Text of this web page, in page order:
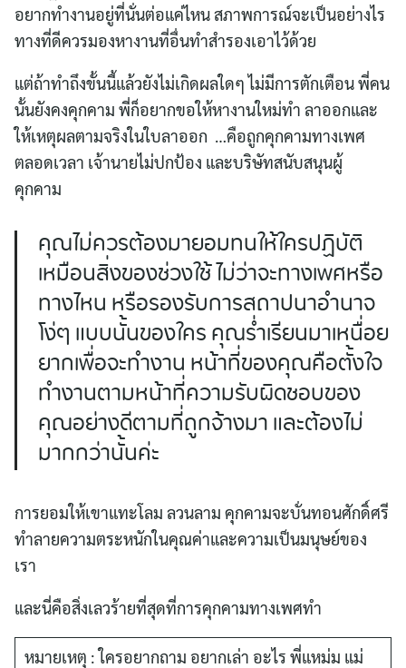
อยากทำงานอยู่ที่นั่นต่อแค่ไหน สภาพการณ์จะเป็นอย่างไร
ทางที่ดีควรมองหางานที่อื่นทำสำรองเอาไว้ด้วย
แต่ถ้าทำถึงขั้นนี้แล้วยังไม่เกิดผลใดๆ ไม่มีการตักเตือน พี่คน
นั้นยังคงคุกคาม พี่ก็อยากขอให้หางานใหม่ทำ ลาออกและ
ให้เหตุผลตามจริงในใบลาออก …คือถูกคุกคามทางเพศ
ตลอดเวลา เจ้านายไม่ปกป้อง และบริษัทสนับสนุนผู้
คุกคาม
คุณไม่ควรต้องมายอมทนให้ใครปฏิบัติ
เหมือนสิ่งของช่วงใช้ ไม่ว่าจะทางเพศหรือ
ทางไหน หรือรองรับการสถาปนาอำนาจ
โง่ๆ แบบนั้นของใคร คุณร่ำเรียนมาเหนื่อย
ยากเพื่อจะทำงาน หน้าที่ของคุณคือตั้งใจ
ทำงานตามหน้าที่ความรับผิดชอบของ
คุณอย่างดีตามที่ถูกจ้างมา และต้องไม่
มากกว่านั้นค่ะ
การยอมให้เขาแทะโลม ลวนลาม คุกคามจะบั่นทอนศักดิ์ศรี
ทำลายความตระหนักในคุณค่าและความเป็นมนุษย์ของ
เรา
และนี่คือสิ่งเลวร้ายที่สุดที่การคุกคามทางเพศทำ
หมายเหตุ : ใครอยากถาม อยากเล่า อะไร พี่แหม่ม แม่